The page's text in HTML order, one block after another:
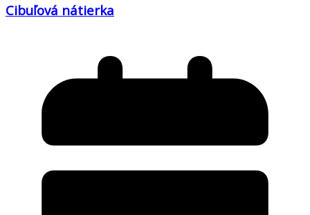
Cibuľová nátierka